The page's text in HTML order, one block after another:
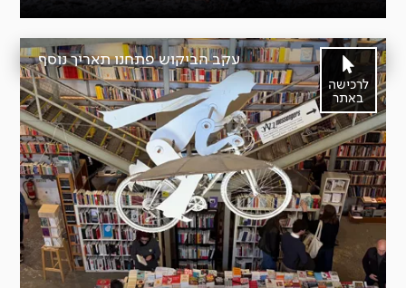
עקב הביקוש פתחנו תאריך נוסף
לרכישה
באתר